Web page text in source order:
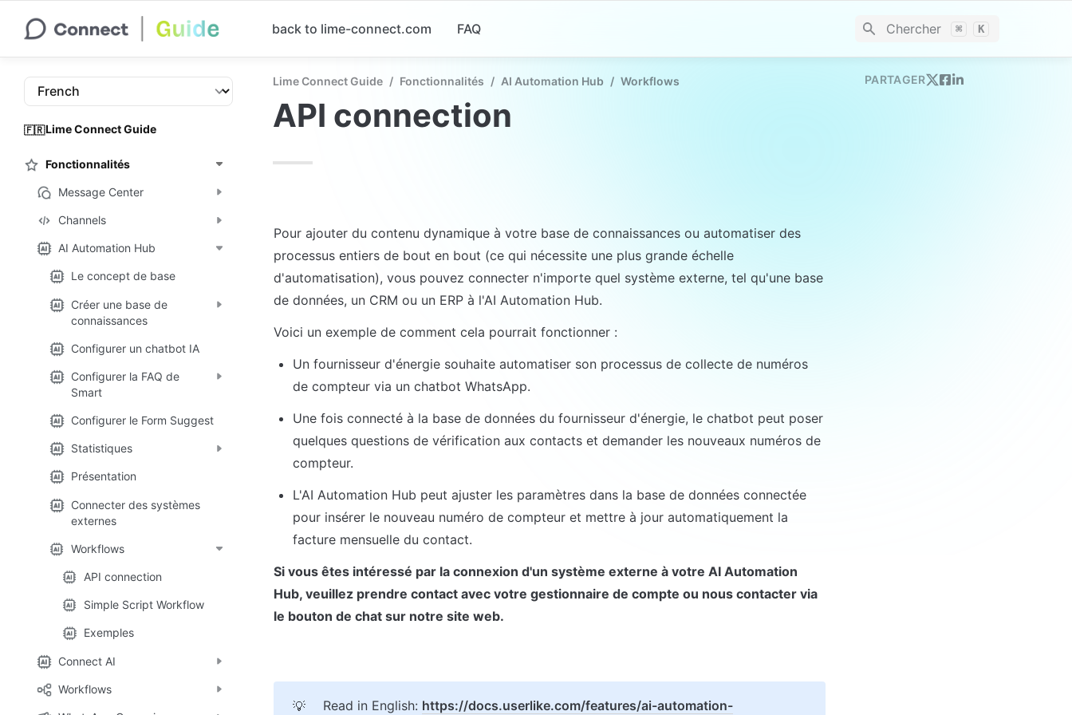
back to lime-connect.com FAQ Chercher ⌘ K
🇫🇷Lime Connect Guide
Fonctionnalités
Message Center
Channels
AI Automation Hub
Le concept de base
Créer une base de
connaissances
Configurer un chatbot IA
Configurer la FAQ de
Smart
Configurer le Form Suggest
Statistiques
Présentation
Connecter des systèmes
externes
Workflows
API connection
Simple Script Workflow
Exemples
Connect AI
Workflows
Lime Connect Guide / Fonctionnalités / AI Automation Hub / Workflows
API connection
Pour ajouter du contenu dynamique à votre base de connaissances ou automatiser des
processus entiers de bout en bout (ce qui nécessite une plus grande échelle
d'automatisation), vous pouvez connecter n'importe quel système externe, tel qu'une base
de données, un CRM ou un ERP à l'AI Automation Hub.
Voici un exemple de comment cela pourrait fonctionner :
Un fournisseur d'énergie souhaite automatiser son processus de collecte de numéros
de compteur via un chatbot WhatsApp.
Une fois connecté à la base de données du fournisseur d'énergie, le chatbot peut poser
quelques questions de vérification aux contacts et demander les nouveaux numéros de
compteur.
L'AI Automation Hub peut ajuster les paramètres dans la base de données connectée
pour insérer le nouveau numéro de compteur et mettre à jour automatiquement la
facture mensuelle du contact.
Si vous êtes intéressé par la connexion d'un système externe à votre AI Automation
Hub, veuillez prendre contact avec votre gestionnaire de compte ou nous contacter via
le bouton de chat sur notre site web.
💡 Read in English: https://docs.userlike.com/features/ai-automation-
PARTAGER